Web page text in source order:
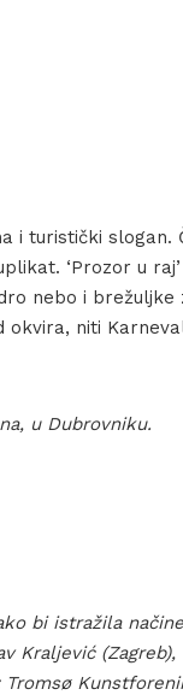
i turistički slogan.
‘Prozor u
nebo i brežuljke
okvira, niti
u Dubrovniku.
bi istražila
Kraljević